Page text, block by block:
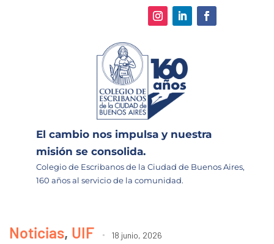
El cambio nos impulsa y nuestra
misión se consolida.
Colegio de Escribanos de la Ciudad de Buenos Aires,
160 años al servicio de la comunidad.
Noticias, UIF 18 junio, 2026